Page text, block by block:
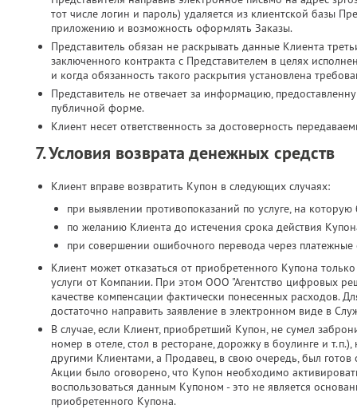
тот числе логин и пароль) удаляется из клиентской базы
приложению и возможность оформлять Заказы.
Представитель обязан не раскрывать данные Клиента
заключенного контракта с Представителем в целях
и когда обязанность такого раскрытия установлена
Представитель не отвечает за информацию,
публичной форме.
Клиент несет ответственность за достоверность
7. Условия возврата денежных средств
Клиент вправе возвратить Купон в следующих случаях:
при выявлении противопоказаний по услуге, на
по желанию Клиента до истечения срока действия
при совершении ошибочного перевода через платежные
Клиент может отказаться от приобретенного Купона
услуги от Компании. При этом ООО "Агентство цифровых
качестве компенсации фактически понесенных расходов.
достаточно направить заявление в электронном виде в
В случае, если Клиент, приобретший Купон, не сумел
номер в отеле, стол в ресторане, дорожку в боулинге и
другими Клиентами, а Продавец, в свою очередь, был готов
Акции было оговорено, что Купон необходимо
воспользоваться данным Купоном - это не является
приобретенного Купона.